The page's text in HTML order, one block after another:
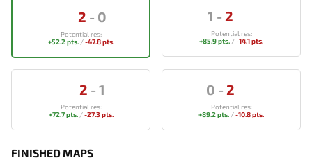
2 - 0
Potential res:
+52.2 pts./-47.8 pts.
1 - 2
Potential res:
+85.9 pts. /-14.1 pts.
2 - 1
Potential res:
+72.7 pts./-27.3 pts.
0 - 2
Potential res:
+89.2 pts. /-10.8 pts.
FINISHED MAPS